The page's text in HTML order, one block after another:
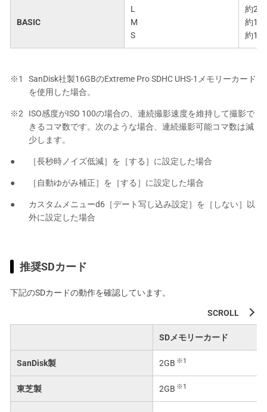
BASIC
L
M
S
約
約
約
SanDisk社製16GBのExtreme Pro SDHC UHS-1メモリーカード
を使用した場合。
ISO感度がISO 100の場合の、連続撮影速度を維持して撮影で
きるコマ数です。次のような場合、連続撮影可能コマ数は減
少します。
［長秒時ノイズ低減］を［する］に設定した場合
［自動ゆがみ補正］を［する］に設定した場合
カスタムメニューd6［デート写し込み設定］を［しない］以
外に設定した場合
推奨SDカード
下記のSDカードの動作を確認しています。
SDメモリーカード
SanDisk製 2GB ※1
東芝製 2GB ※1